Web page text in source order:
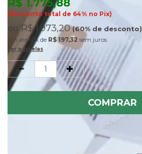
R$ 1.775,88
(desconto total de 64% no Pix)
ou R$ 1.973,20(60% de desconto)
10xde R$ 197,32 sem juros
ver parcelas
Quantidade
COMPRAR
Fale conosco